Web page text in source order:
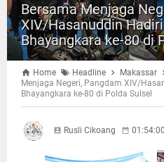
Bersama Menjaga
XIV/Hasanuddin
Bhayangkara ke-80 di
Home Headline Makassar
Menjaga Negeri, Pangdam XIV/
Bhayangkara ke-80 di Polda Sulsel
Rusli Cikoang 01:54:00